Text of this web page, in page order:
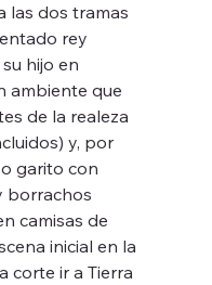
las dos tramas
rey
hijo en
ambiente que
de la realeza
y, por
garito con
borrachos
camisas de
inicial en la
corte ir a Tierra